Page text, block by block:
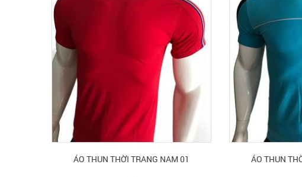
ÁO THUN THỜI TRANG NAM 01 ÁO THUN